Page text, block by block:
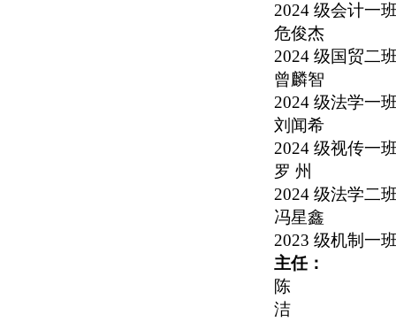
2024 级会计一
危俊杰
2024 级国贸二
曾麟智
2024 级法学一
刘闻希
2024 级视传一
罗 州
2024 级法学二
冯星鑫
2023 级机制一
主任：
陈
洁